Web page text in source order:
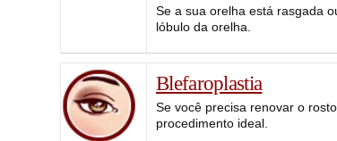
Se a sua orelha está rasgada
lóbulo da orelha.
Blefaroplastia
Se você precisa renovar o
procedimento ideal.